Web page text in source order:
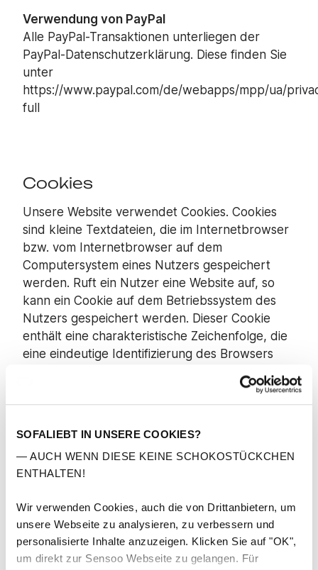
SOFALIEBT IN UNSERE COOKIES?
— AUCH WENN DIESE KEINE SCHOKOSTÜCKCHEN
ENTHALTEN!
Wir verwenden Cookies, auch die von Drittanbietern, um
unsere Webseite zu analysieren, zu verbessern und
personalisierte Inhalte anzuzeigen. Klicken Sie auf "OK",
um direkt zur Sensoo Webseite zu gelangen. Für
Verwendung von PayPal
Alle PayPal-Transaktionen unterliegen der
PayPal-Datenschutzerklärung. Diese finden Sie
unter
https://www.paypal.com/de/webapps/mpp/ua/
full
Cookies
Unsere Website verwendet Cookies. Cookies
sind kleine Textdateien, die im Internetbrowser
bzw. vom Internetbrowser auf dem
Computersystem eines Nutzers gespeichert
werden. Ruft ein Nutzer eine Website auf, so
kann ein Cookie auf dem Betriebssystem des
Nutzers gespeichert werden. Dieser Cookie
enthält eine charakteristische Zeichenfolge, die
eine eindeutige Identifizierung des Browsers
gespeichert. Daher haben Sie die volle Kontrolle
über die Verwendung von Cookies. Durch die
Auswahl
Ihrem Internetbrowser können Sie vor dem
Setzen von Cookies benachrichtigt werden und
über die Annahme einzeln entscheiden sowie
die Speicherung der Cookies und Übermittlung